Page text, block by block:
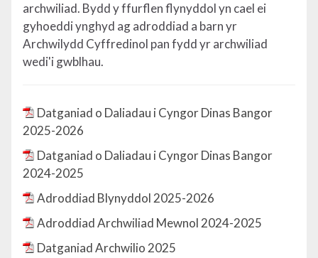
archwiliad. Bydd y ffurflen flynyddol yn cael ei
gyhoeddi ynghyd ag adroddiad a barn yr
Archwilydd Cyffredinol pan fydd yr archwiliad
wedi'i gwblhau.
Datganiad o Daliadau i Cyngor Dinas Bangor
2025-2026
Datganiad o Daliadau i Cyngor Dinas Bangor
2024-2025
Adroddiad Blynyddol 2025-2026
Adroddiad Archwiliad Mewnol 2024-2025
Datganiad Archwilio 2025